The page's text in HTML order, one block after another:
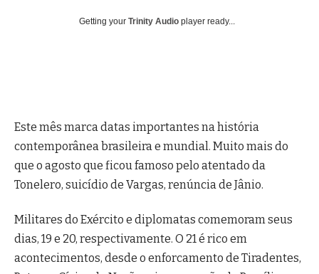
Getting your Trinity Audio player ready...
Este mês marca datas importantes na história
contemporânea brasileira e mundial. Muito mais do
que o agosto que ficou famoso pelo atentado da
Tonelero, suicídio de Vargas, renúncia de Jânio.
Militares do Exército e diplomatas comemoram seus
dias, 19 e 20, respectivamente. O 21 é rico em
acontecimentos, desde o enforcamento de Tiradentes,